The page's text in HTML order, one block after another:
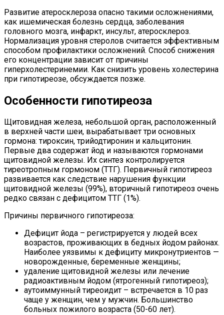
Развитие атеросклероза опасно такими осложнениями,
как ишемическая болезнь сердца, заболевания
головного мозга, инфаркт, инсульт, атеросклероз.
Нормализация уровня стеролов считается эффективным
способом профилактики осложнений. Способ снижения
его концентрации зависит от причины
гиперхолестеринемии. Как снизить уровень холестерина
при гипотиреозе, обсуждается позже.
Особенности гипотиреоза
Щитовидная железа, небольшой орган, расположенный
в верхней части шеи, вырабатывает три основных
гормона: тироксин, трийодтиронин и кальцитонин.
Первые два содержат йод и называются гормонами
щитовидной железы. Их синтез контролируется
тиреотропным гормоном (ТТГ). Первичный гипотиреоз
развивается как следствие нарушения функции
щитовидной железы (99%), вторичный гипотиреоз очень
редко связан с дефицитом ТТГ (1%).
Причины первичного гипотиреоза:
Дефицит йода – регистрируется у людей всех
возрастов, проживающих в бедных йодом районах.
Наиболее уязвимы к дефициту микронутриентов —
новорожденные, беременные женщины;
удаление щитовидной железы или лечение
радиоактивным йодом (ятрогенный гипотиреоз);
аутоиммунный тиреоидит – встречается в 10 раз
чаще у женщин, чем у мужчин. Большинство
больных пожилого возраста (50-60 лет).